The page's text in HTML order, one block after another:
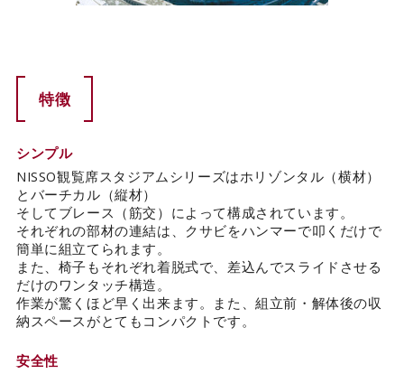
特徴
シンプル
NISSO観覧席スタジアムシリーズはホリゾンタル（横材）
とバーチカル（縦材）
そしてブレース（筋交）によって構成されています。
それぞれの部材の連結は、クサビをハンマーで叩くだけで
簡単に組立てられます。
また、椅子もそれぞれ着脱式で、差込んでスライドさせる
だけのワンタッチ構造。
作業が驚くほど早く出来ます。また、組立前・解体後の収
納スペースがとてもコンパクトです。
安全性